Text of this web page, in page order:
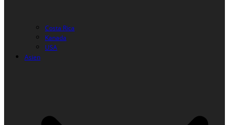
Costa Rica
Kanada
USA
Asien